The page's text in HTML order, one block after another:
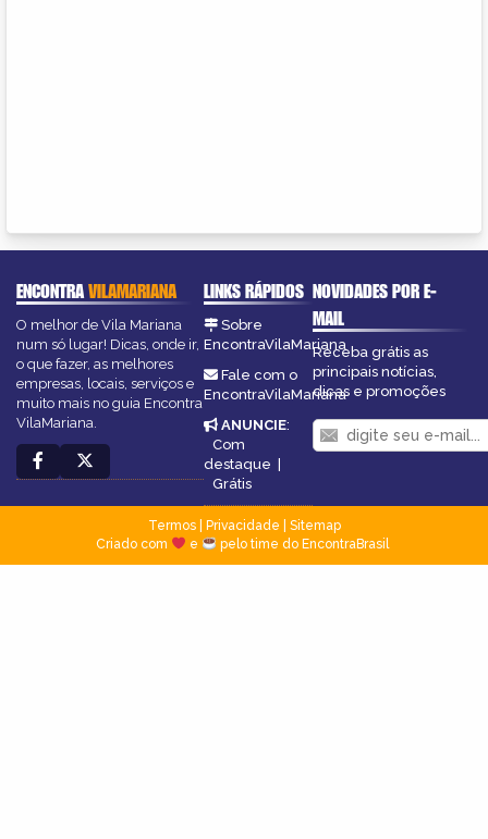
ENCONTRAVILAMARIANA
O melhor de Vila Mariana
num só lugar! Dicas, onde ir,
o que fazer, as melhores
empresas, locais, serviços e
muito mais no guia Encontra
VilaMariana.
LINKS RÁPIDOS
Sobre
EncontraVilaMariana
Fale com o
EncontraVilaMariana
ANUNCIE:
Com
destaque |
Grátis
NOVIDADES POR E-
MAIL
Receba grátis as
principais notícias,
dicas e promoções
Termos| Privacidade
Sitemap
Criado com
e pelo time do EncontraBrasil